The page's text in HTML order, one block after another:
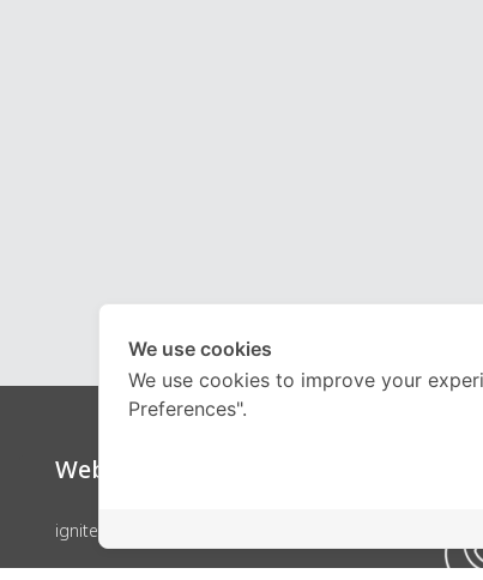
Website
ignite by OnDemand
We use cookies
We use cookies to improve your
Preferences".